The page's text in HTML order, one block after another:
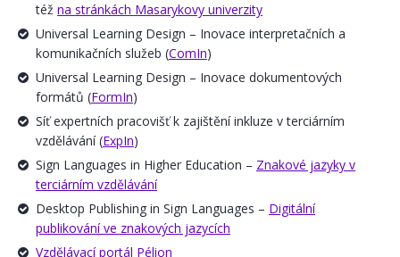
též na stránkách Masarykovy univerzity
Universal Learning Design – Inovace interpretačních a
komunikačních služeb (ComIn)
Universal Learning Design – Inovace dokumentových
formátů (FormIn)
Síť expertních pracovišť k zajištění inkluze v terciárním
vzdělávání (ExpIn)
Sign Languages in Higher Education – Znakové jazyky v
terciárním vzdělávání
Desktop Publishing in Sign Languages – Digitální
publikování ve znakových jazycích
Vzdělávací portál Pélion